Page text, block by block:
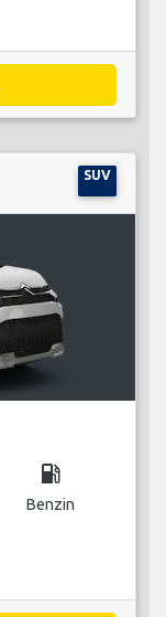
SUV
local_gas_station
Benzin